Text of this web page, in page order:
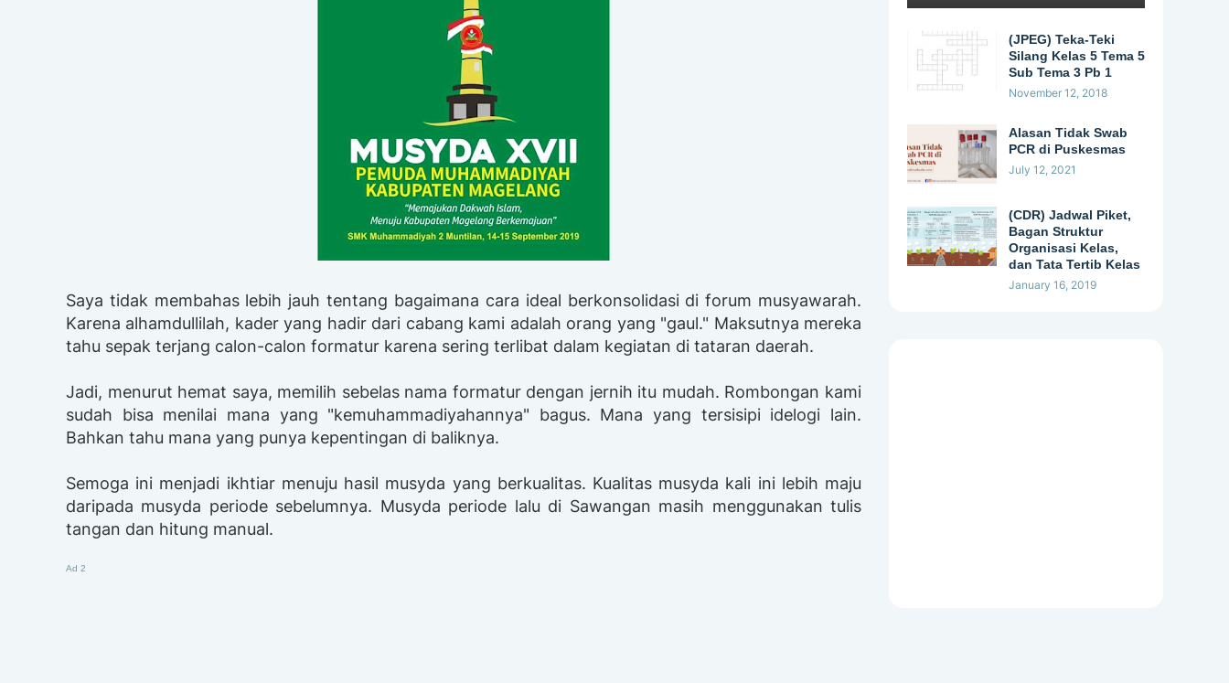
Saya tidak membahas lebih jauh tentang bagaimana cara ideal berkonsolidasi di forum musyawarah.
Karena alhamdullilah, kader yang hadir dari cabang kami adalah orang yang "gaul." Maksutnya mereka
tahu sepak terjang calon-calon formatur karena sering terlibat dalam kegiatan di tataran daerah.
Jadi, menurut hemat saya, memilih sebelas nama formatur dengan jernih itu mudah. Rombongan kami
sudah bisa menilai mana yang "kemuhammadiyahannya" bagus. Mana yang tersisipi idelogi lain.
Bahkan tahu mana yang punya kepentingan di baliknya.
Semoga ini menjadi ikhtiar menuju hasil musyda yang berkualitas. Kualitas musyda kali ini lebih maju
daripada musyda periode sebelumnya. Musyda periode lalu di Sawangan masih menggunakan tulis
tangan dan hitung manual.
Ad 2
(JPEG) Teka-Teki
Silang Kelas 5 Tema 5
Sub Tema 3 Pb 1
November 12, 2018
Alasan Tidak Swab
PCR di Puskesmas
July 12, 2021
(CDR) Jadwal Piket,
Bagan Struktur
Organisasi Kelas,
dan Tata Tertib Kelas
January 16, 2019